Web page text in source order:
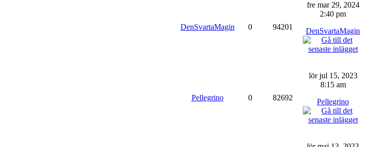
DenSvartaMagin 0 94201
fre mar 29, 2024
2:40 pm
DenSvartaMagin
Pellegrino 0 82692
lör jul 15, 2023
8:15 am
Pellegrino